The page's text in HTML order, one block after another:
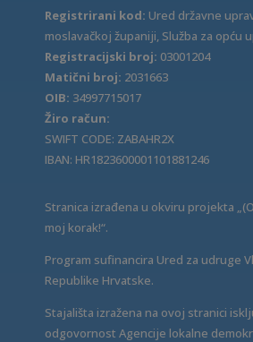
Registrirani kod: Ured državne
moslavačkoj županiji, Služba za opću
Registracijski broj: 03001204
Matični broj: 2031663
OIB: 34997715017
Žiro račun:
SWIFT CODE: ZABAHR2X
IBAN: HR1823600001101881246
Stranica izrađena u okviru projekta
moj korak!“.
Program sufinancira Ured za udruge
Republike Hrvatske.
Stajališta izražena na ovoj stranici
odgovornost Agencije lokalne